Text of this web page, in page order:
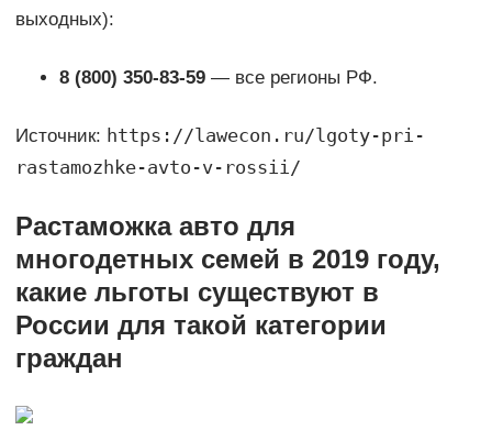
выходных):
8 (800) 350-83-59— все регионы РФ.
Источник: https://lawecon.ru/lgoty-pri-
rastamozhke-avto-v-rossii/
Растаможка авто для
многодетных семей в 2019 году,
какие льготы существуют в
России для такой категории
граждан